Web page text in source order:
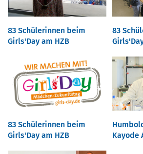
83 Schülerinnen beim
Girls'Day am HZB
83
83 Schülerinnen beim
Girls'Day am HZB
Kayode